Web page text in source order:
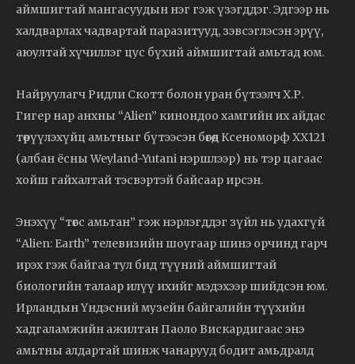
аймшигтай мангасуудын нэг гэж үзэгддэг. Эдгээр нь
халдварлах чадвартай паразитууд, зэвсэглэсэн эрүү,
аюултай хүчиллэг цус бүхий аймшигтай амьтад юм.
Найруулагч Ридли Скотт болон уран бүтээлч Х.Р.
Гигер нар анхны “Alien” кинондоо хамгийн их айдас
төрүүлэхүйц амьтныг бүтээсэн бөгөөд Ксеноморф XX121
(албан ёсны Weyland-Yutani нэршлээр) нь тэр цагаас
хойш гайхалтай тэсвэртэй байсаар ирсэн.
Энэхүү “төгс амьтан” гэж нэрлэгддэг зүйл нь удахгүй
“Alien: Earth” телевизийн шоугаар шинэ орчинд гарч
ирэх гэж байгаа тул бид түүний аймшигтай
биологийн талаар илүү ихийг мэдэхээр шийдсэн юм.
Ирландын Үндэсний музейн байгалийн түүхийн
хадгаламжийн ажилтан Паоло Вискардигаас энэ
амьтны алдартай шинж чанарууд бодит амьдралд